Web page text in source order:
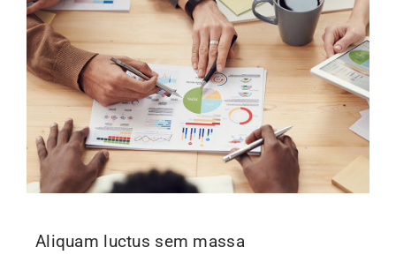
Aliquam luctus sem massa